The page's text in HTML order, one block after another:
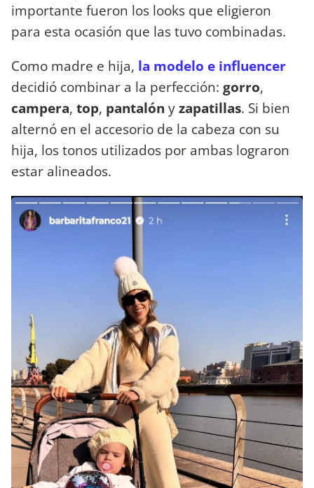
importante fueron los looks que eligieron
para esta ocasión que las tuvo combinadas.
Como madre e hija, la modelo e influencer
decidió combinar a la perfección: gorro,
campera, top, pantalón yzapatillas. Si bien
alternó en el accesorio de la cabeza con su
hija, los tonos utilizados por ambas lograron
estar alineados.